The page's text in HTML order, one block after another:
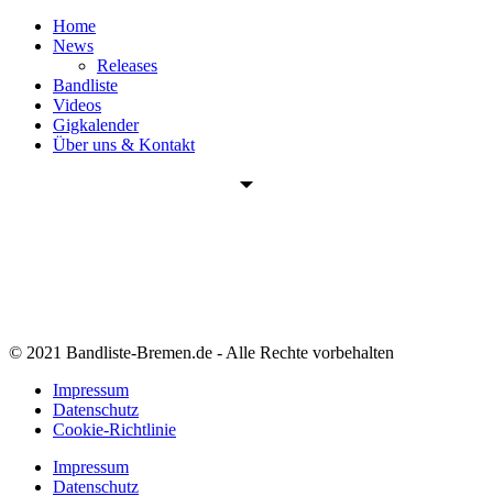
Home
News
Releases
Bandliste
Videos
Gigkalender
Über uns & Kontakt
© 2021 Bandliste-Bremen.de - Alle Rechte vorbehalten
Impressum
Datenschutz
Cookie-Richtlinie
Impressum
Datenschutz